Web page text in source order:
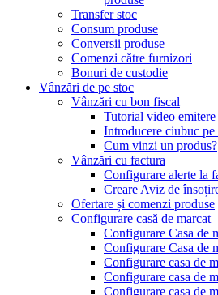
Transfer stoc
Consum produse
Conversii produse
Comenzi către furnizori
Bonuri de custodie
Vânzări de pe stoc
Vânzări cu bon fiscal
Tutorial video
Introducere ciubuc pe
Cum vinzi un produs?
Vânzări cu factura
Configurare alerte la
Creare Aviz de
Ofertare și comenzi produse
Configurare casă de marcat
Configurare Casa de
Configurare Casa de
Configurare casa de
Configurare casa de
Configurare casa de